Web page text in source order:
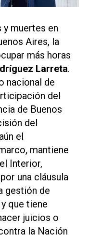
y muertes en
Aires, la
más horas
Larreta.
nacional de
del
de Buenos
del
el
mantiene
Interior,
una cláusula
gestión de
que tiene
juicios o
la Nación